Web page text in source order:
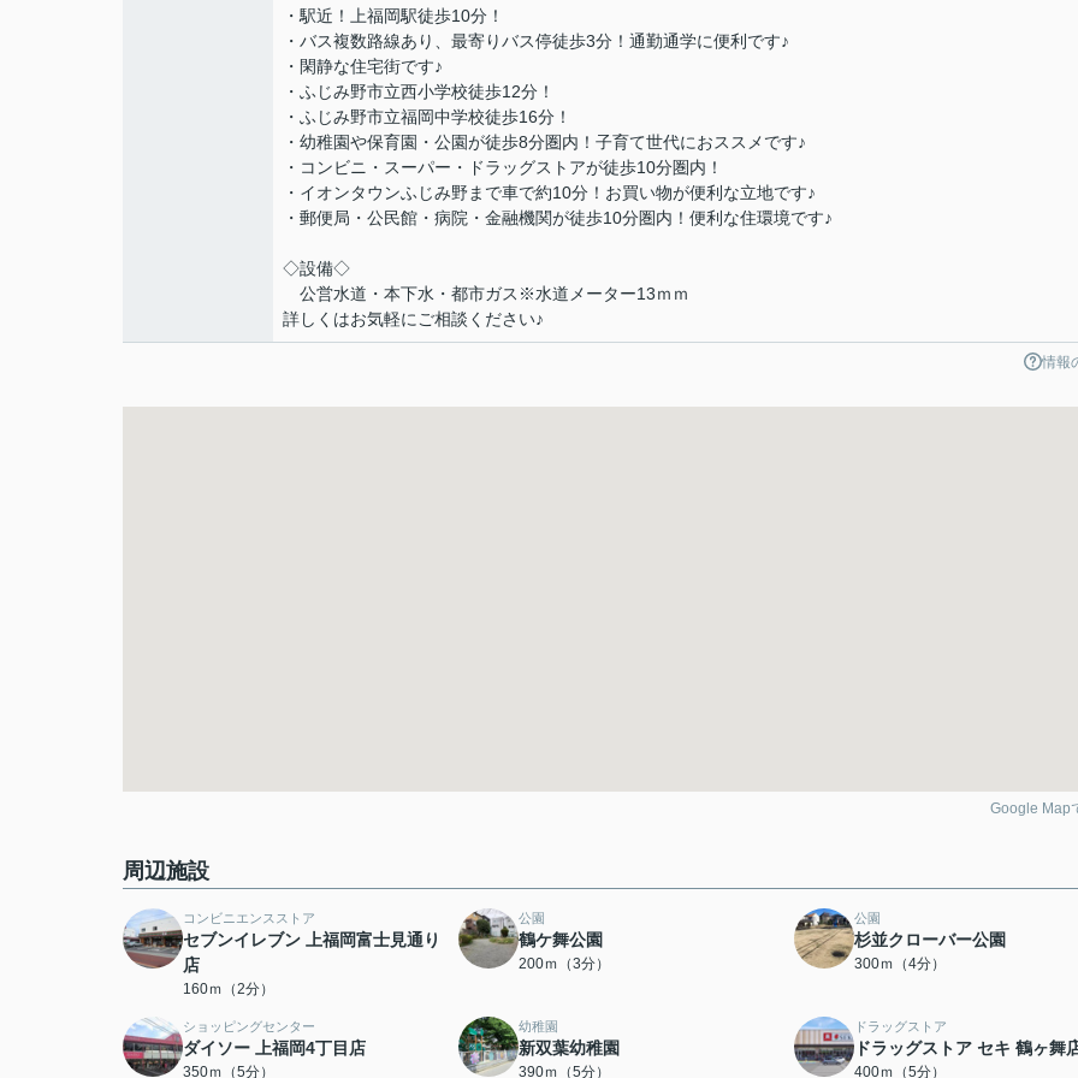
・駅近！上福岡駅徒歩10分！
・バス複数路線あり、最寄りバス停徒歩3分！通勤通学に便利です♪
・閑静な住宅街です♪
・ふじみ野市立西小学校徒歩12分！
・ふじみ野市立福岡中学校徒歩16分！
・幼稚園や保育園・公園が徒歩8分圏内！子育て世代におススメです♪
・コンビニ・スーパー・ドラッグストアが徒歩10分圏内！
・イオンタウンふじみ野まで車で約10分！お買い物が便利な立地です♪
・郵便局・公民館・病院・金融機関が徒歩10分圏内！便利な住環境です♪
◇設備◇
公営水道・本下水・都市ガス※水道メーター13ｍｍ
詳しくはお気軽にご相談ください♪
情報
Google Map
周辺施設
コンビニエンスストア
セブンイレブン 上福岡富士見通り
店
160ｍ（2分）
公園
鶴ケ舞公園
200ｍ（3分）
公園
杉並クローバー公園
300ｍ（4分）
ショッピングセンター
ダイソー 上福岡4丁目店
350ｍ（5分）
幼稚園
新双葉幼稚園
390ｍ（5分）
ドラッグストア
ドラッグストア セキ 鶴ヶ舞
400ｍ（5分）